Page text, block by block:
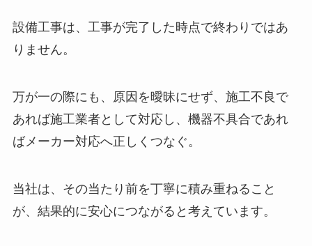
設備工事は、工事が完了した時点で終わりではあ
りません。
万が一の際にも、原因を曖昧にせず、施工不良で
あれば施工業者として対応し、機器不具合であれ
ばメーカー対応へ正しくつなぐ。
当社は、その当たり前を丁寧に積み重ねること
が、結果的に安心につながると考えています。